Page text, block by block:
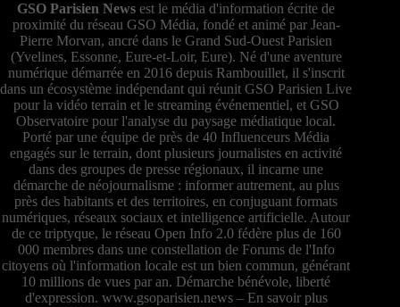
GSO Parisien News est le média d'information écrite de
proximité du réseau GSO Média, fondé et animé par Jean-
Pierre Morvan, ancré dans le Grand Sud-Ouest Parisien
(Yvelines, Essonne, Eure-et-Loir, Eure). Né d'une aventure
numérique démarrée en 2016 depuis Rambouillet, il s'inscrit
dans un écosystème indépendant qui réunit GSO Parisien Live
pour la vidéo terrain et le streaming événementiel, et GSO
Observatoire pour l'analyse du paysage médiatique local.
Porté par une équipe de près de 40 Influenceurs Média
engagés sur le terrain, dont plusieurs journalistes en activité
dans des groupes de presse régionaux, il incarne une
démarche de néojournalisme : informer autrement, au plus
près des habitants et des territoires, en conjuguant formats
numériques, réseaux sociaux et intelligence artificielle. Autour
de ce triptyque, le réseau Open Info 2.0 fédère plus de 160
000 membres dans une constellation de Forums de l'Info
citoyens où l'information locale est un bien commun, générant
10 millions de vues par an. Démarche bénévole, liberté
d'expression. www.gsoparisien.news– En savoir plus